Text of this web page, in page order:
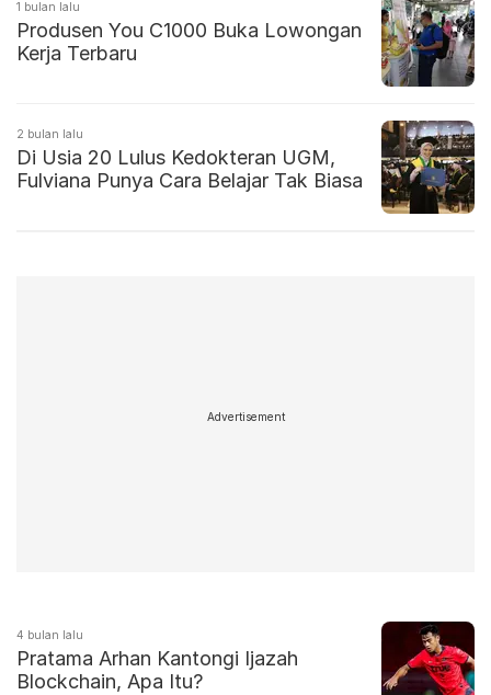
1 bulan lalu
Produsen You C1000 Buka Lowongan
Kerja Terbaru
2 bulan lalu
Di Usia 20 Lulus Kedokteran UGM,
Fulviana Punya Cara Belajar Tak Biasa
Advertisement
4 bulan lalu
Pratama Arhan Kantongi Ijazah
Blockchain, Apa Itu?